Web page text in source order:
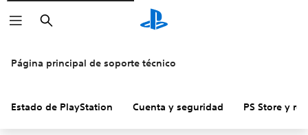
Buscar
Página principal de soporte técnico
Estado de PlayStation Cuenta y seguridad PS Store y